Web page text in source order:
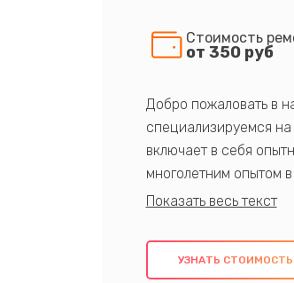
Стоимость
от 350 руб
Добро пожаловать в
специализируемся
включает в себя
многолетним опытом
качественный ремонт
клиентам надежное и
потребности
УЗНАТЬ СТОИМОСТЬ